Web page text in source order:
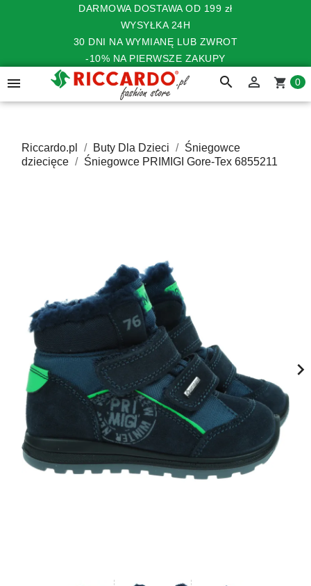
DARMOWA DOSTAWA OD 199 zł
WYSYŁKA 24H
30 DNI NA WYMIANĘ LUB ZWROT
-10% NA PIERWSZE ZAKUPY
 search  shopping_cart 0
Riccardo.pl Buty Dla Dzieci
Śniegowce
dziecięce
Śniegowce PRIMIGI Gore-Tex 6855211
